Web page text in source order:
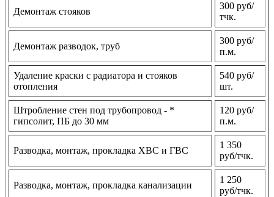
Демонтаж стояков
300 руб/
тчк.
Демонтаж разводок, труб
300 руб/
п.м.
Удаление краски с радиатора и стояков
отопления
540 руб/
шт.
Штробление стен под трубопровод - *
гипсолит, ПБ до 30 мм
120 руб/
п.м.
Разводка, монтаж, прокладка ХВС и ГВС
1 350
руб/тчк.
Разводка, монтаж, прокладка канализации
1 250
руб/тчк.